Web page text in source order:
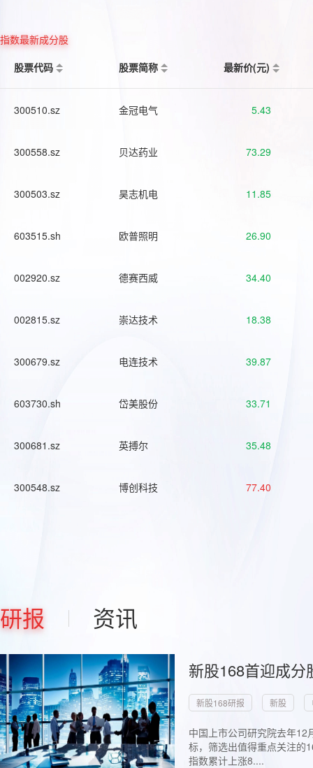
指数最新成分股
股票代码
股票简称 最新价(元)
300510.sz 金冠电气 5.43
300558.sz 贝达药业 73.29
300503.sz 昊志机电 11.85
603515.sh 欧普照明 26.90
002920.sz 德赛西威 34.40
002815.sz 崇达技术 18.38
300679.sz 电连技术 39.87
603730.sh 岱美股份 33.71
300681.sz 英搏尔 35.48
300548.sz 博创科技 77.40
研报 资讯
新股168首迎成
新股168研报 新股
中国上市公司研究院去年
标，筛选出值得重点关注的
指数累计上涨8....